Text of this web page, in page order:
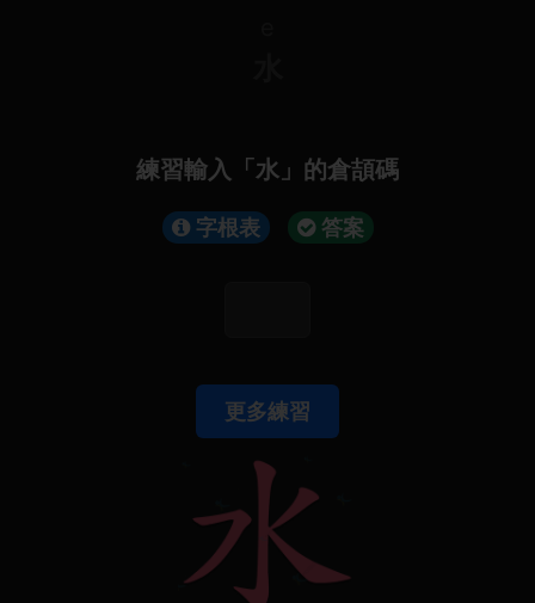
練習輸入「水」的倉頡碼
字根表 答案
更多練習